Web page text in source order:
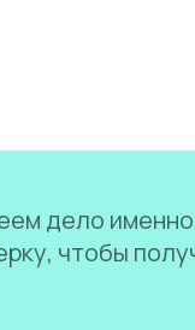
дело именно
чтобы